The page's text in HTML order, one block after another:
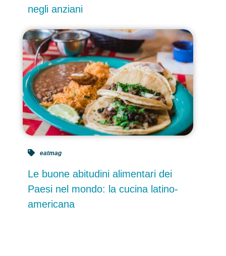
negli anziani
Le buone abitudini alimentari dei
Paesi nel mondo: la cucina latino-
americana
eatmag